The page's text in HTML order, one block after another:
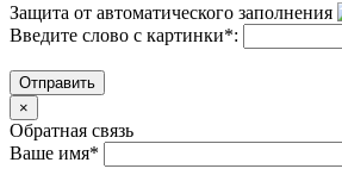
Защита от автоматического заполнения
Введите слово с картинки*:
Отправить
×
Обратная связь
Ваше имя*